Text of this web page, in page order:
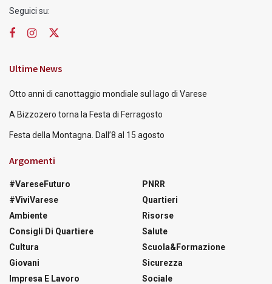
Seguici su:
Ultime News
Otto anni di canottaggio mondiale sul lago di Varese
A Bizzozero torna la Festa di Ferragosto
Festa della Montagna. Dall’8 al 15 agosto
Argomenti
#VareseFuturo
#ViviVarese
Ambiente
Consigli Di Quartiere
Cultura
Giovani
Impresa E Lavoro
PNRR
Quartieri
Risorse
Salute
Scuola&Formazione
Sicurezza
Sociale